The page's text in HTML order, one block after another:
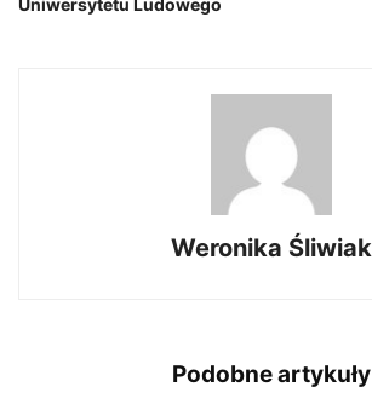
Weronika Śliwiak
Podobne artykuły